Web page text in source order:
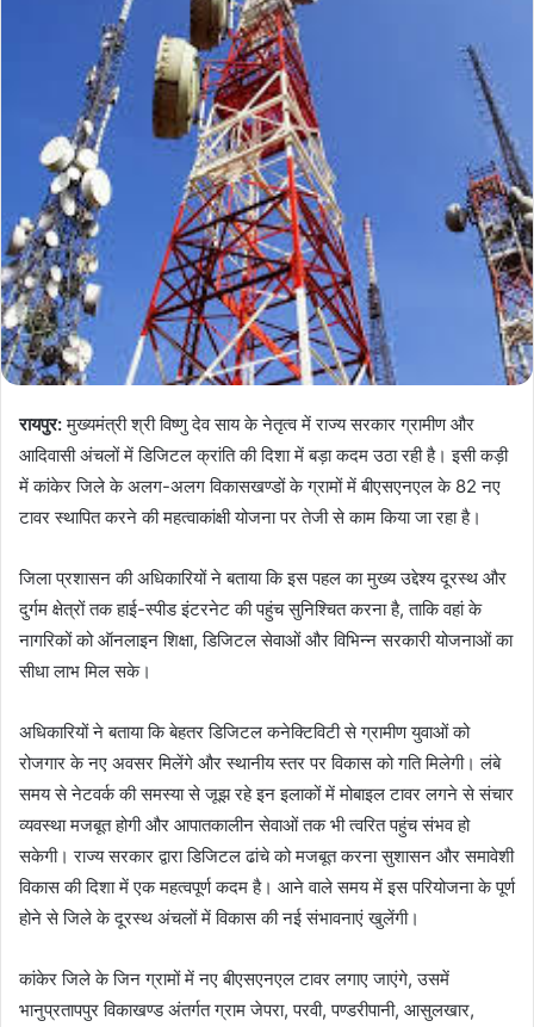
रायपुर:मुख्यमंत्री श्री विष्णु देव साय के नेतृत्व में राज्य सरकार ग्रामीण और
आदिवासी अंचलों में डिजिटल क्रांति की दिशा में बड़ा कदम उठा रही है। इसी कड़ी
में कांकेर जिले के अलग-अलग विकासखण्डों के ग्रामों में बीएसएनएल के 82 नए
टावर स्थापित करने की महत्वाकांक्षी योजना पर तेजी से काम किया जा रहा है।
जिला प्रशासन की अधिकारियों ने बताया कि इस पहल का मुख्य उद्देश्य दूरस्थ और
दुर्गम क्षेत्रों तक हाई-स्पीड इंटरनेट की पहुंच सुनिश्चित करना है, ताकि वहां के
नागरिकों को ऑनलाइन शिक्षा, डिजिटल सेवाओं और विभिन्न सरकारी योजनाओं का
सीधा लाभ मिल सके।
अधिकारियों ने बताया कि बेहतर डिजिटल कनेक्टिविटी से ग्रामीण युवाओं को
रोजगार के नए अवसर मिलेंगे और स्थानीय स्तर पर विकास को गति मिलेगी। लंबे
समय से नेटवर्क की समस्या से जूझ रहे इन इलाकों में मोबाइल टावर लगने से संचार
व्यवस्था मजबूत होगी और आपातकालीन सेवाओं तक भी त्वरित पहुंच संभव हो
सकेगी। राज्य सरकार द्वारा डिजिटल ढांचे को मजबूत करना सुशासन और समावेशी
विकास की दिशा में एक महत्वपूर्ण कदम है। आने वाले समय में इस परियोजना के पूर्ण
होने से जिले के दूरस्थ अंचलों में विकास की नई संभावनाएं खुलेंगी।
कांकेर जिले के जिन ग्रामों में नए बीएसएनएल टावर लगाए जाएंगे, उसमें
भानुप्रतापपुर विकाखण्ड अंतर्गत ग्राम जेपरा, परवी, पण्डरीपानी, आसुलखार,